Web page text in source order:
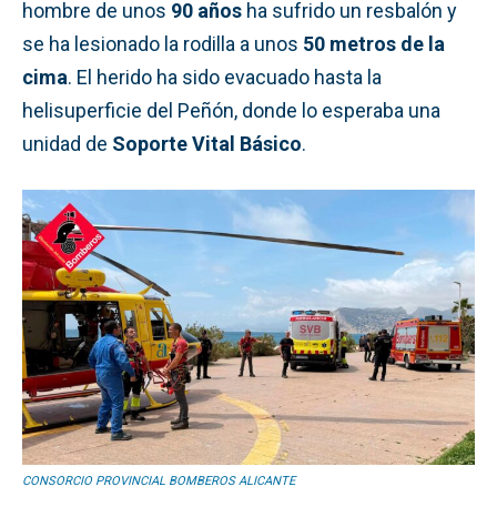
hombre de unos 90 años ha sufrido un resbalón y
se ha lesionado la rodilla a unos 50 metros de la
cima. El herido ha sido evacuado hasta la
helisuperficie del Peñón, donde lo esperaba una
unidad de Soporte Vital Básico.
CONSORCIO PROVINCIAL BOMBEROS ALICANTE